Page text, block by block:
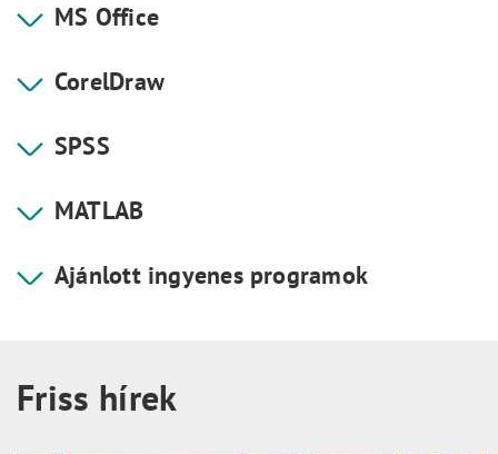
MS Office
CorelDraw
SPSS
MATLAB
Ajánlott ingyenes programok
Friss hírek